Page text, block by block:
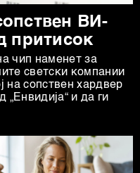
ВИ-
притисок
чип наменет за
светски компании
на сопствен хардвер
„Енвидија“ и да ги